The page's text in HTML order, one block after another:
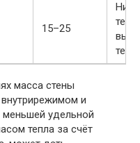
15–25
масса стены
внутрирежимом и
меньшей удельной
тепла за счёт